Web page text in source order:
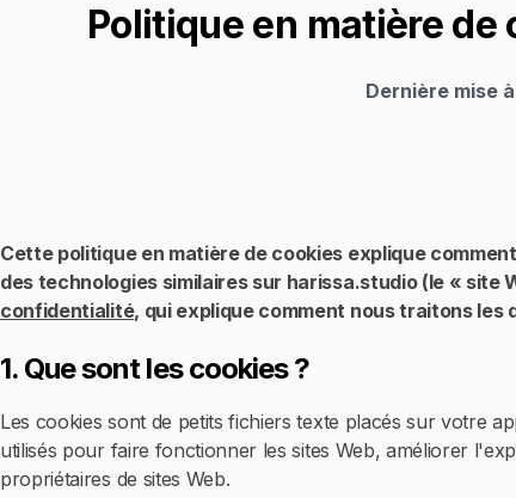
Politique en matière
Dernière mise
Cette politique en matière de cookies explique
des technologies similaires sur harissa.studio (le «
confidentialité, qui explique comment nous traitons les
1. Que sont les cookies ?
Les cookies sont de petits fichiers texte placés sur votre
utilisés pour faire fonctionner les sites Web, améliorer
propriétaires de sites Web.